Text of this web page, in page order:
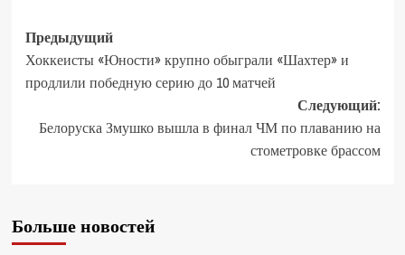
Предыдущий
Хоккеисты «Юности» крупно обыграли «Шахтер» и
продлили победную серию до 10 матчей
Следующий:
Белоруска Змушко вышла в финал ЧМ по плаванию на
стометровке брассом
Больше новостей